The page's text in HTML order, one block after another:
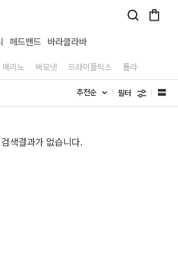
헤드밴드 바라클라바
메리노 써모넷 드라이플릭스 폴라
필터
검색결과가 없습니다.